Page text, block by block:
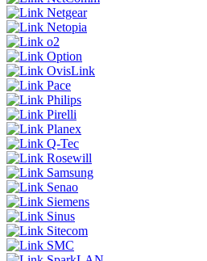
Netgear
Netopia
o2
Option
OvisLink
Pace
Philips
Pirelli
Planex
Q-Tec
Rosewill
Samsung
Senao
Siemens
Sinus
Sitecom
SMC